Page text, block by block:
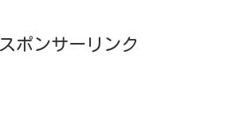
スポンサーリンク